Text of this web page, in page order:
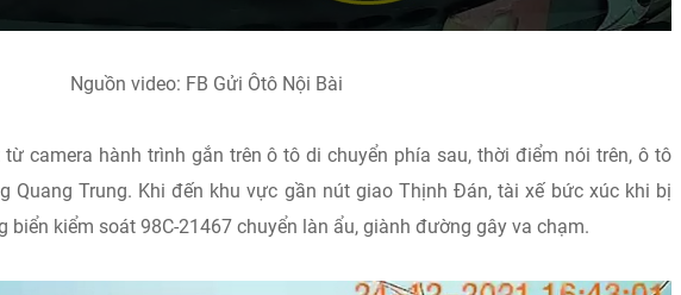
Nguồn video: FB Gửi Ôtô Nội Bài
camera hành trình gắn trên ô tô di chuyển phía sau, thời điểm nói trên, ô tô
Quang Trung. Khi đến khu vực gần nút giao Thịnh Đán, tài xế bức xúc khi bị
biển kiểm soát 98C-21467 chuyển làn ẩu, giành đường gây va chạm.